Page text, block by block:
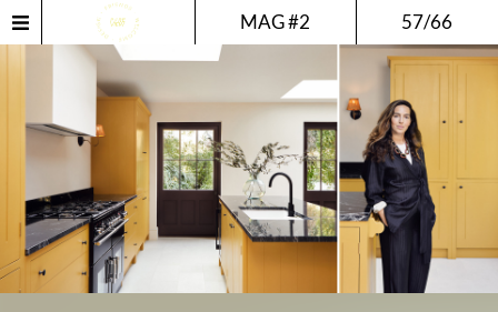
MAG #2 57/66